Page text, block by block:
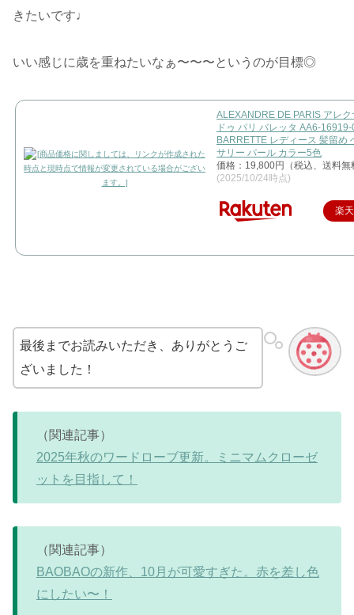
きたいです♩
いい感じに歳を重ねたいなぁ〜〜〜というのが目標◎
ALEXANDRE DE PARIS アレ
ドゥ パリ バレッタ AA6-16919-
BARRETTE レディース 髪留め
サリー パール カラー5色
価格：19,800円（税込、送料無
(2025/10/24時点)
楽
最後までお読みいただき、ありがとうご
ざいました！
（関連記事）
2025年秋のワードローブ更新。ミニマムクローゼ
ットを目指して！
（関連記事）
BAOBAOの新作、10月が可愛すぎた。赤を差し色
にしたい〜！